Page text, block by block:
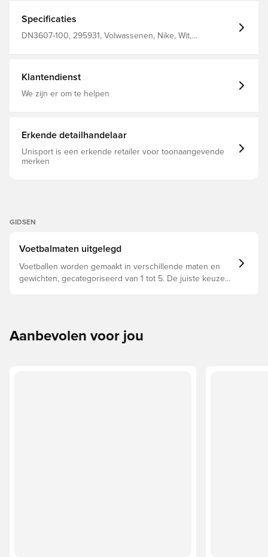
Specificaties
DN3607-100, 295931, Volwassenen, Nike, Wit,
Klantendienst
We zijn er om te helpen
Erkende detailhandelaar
Unisport is een erkende retailer voor toonaangevende
merken
GIDSEN
Voetbalmaten uitgelegd
Voetballen worden gemaakt in verschillende maten en
gewichten, gecategoriseerd van 1 tot 5. De juiste keuze
Aanbevolen voor jou